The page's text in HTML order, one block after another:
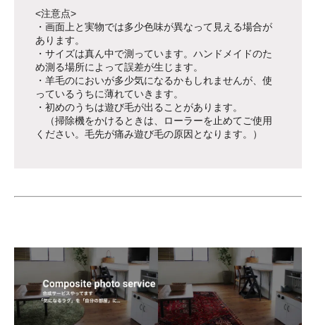
<注意点>
・画面上と実物では多少色味が異なって見える場合が
あります。
・サイズは真ん中で測っています。ハンドメイドのた
め測る場所によって誤差が生じます。
・羊毛のにおいが多少気になるかもしれませんが、使
っているうちに薄れていきます。
・初めのうちは遊び毛が出ることがあります。
（掃除機をかけるときは、ローラーを止めてご使用
ください。毛先が痛み遊び毛の原因となります。）